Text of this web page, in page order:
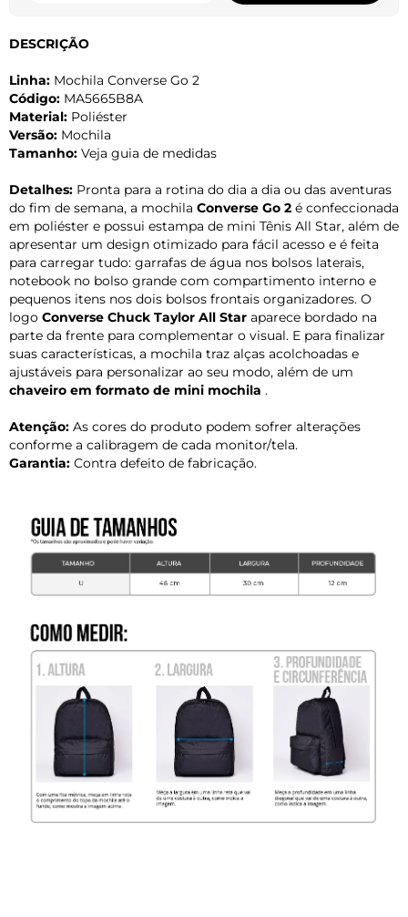
DESCRIÇÃO
Linha: Mochila Converse Go 2
Código: MA5665B8A
Material: Poliéster
Versão: Mochila
Tamanho: Veja guia de medidas
Detalhes: Pronta para a rotina do dia a dia ou das aventuras
do fim de semana, a mochila Converse Go 2 é confeccionada
em poliéster e possui estampa de mini Tênis All Star, além de
apresentar um design otimizado para fácil acesso e é feita
para carregar tudo: garrafas de água nos bolsos laterais,
notebook no bolso grande com compartimento interno e
pequenos itens nos dois bolsos frontais organizadores. O
logo Converse Chuck Taylor All Star aparece bordado na
parte da frente para complementar o visual. E para finalizar
suas características, a mochila traz alças acolchoadas e
ajustáveis para personalizar ao seu modo, além de um
chaveiro em formato de mini mochila .
Atenção: As cores do produto podem sofrer alterações
conforme a calibragem de cada monitor/tela.
Garantia: Contra defeito de fabricação.